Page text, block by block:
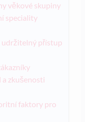
⁢věkové skupiny
​speciality
udržitelný přístup
zkušenosti
faktory pro